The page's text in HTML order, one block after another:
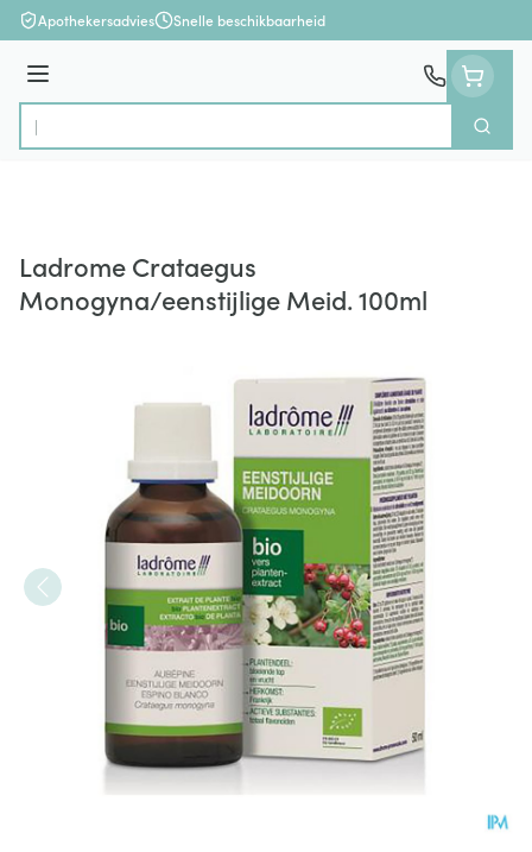
Ga naar de inhoud
Apothekersadvies Snelle beschikbaarheid
Menu
Product, merk, categorie...
Zoek
Ladrome Crataegus
Monogyna/eenstijlige Meid. 100ml